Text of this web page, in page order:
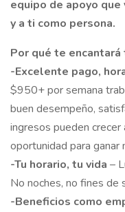
equipo de apoyo
y a ti como persona.
Por qué te
-Excelente pago,
$950+ por semana
buen desempeño,
ingresos pueden crecer
oportunidad para ganar
-Tu horario, tu vida –
No noches, no fines de
-Beneficios como